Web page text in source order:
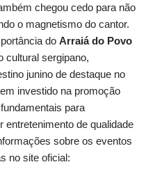
chegou cedo para não
o magnetismo do cantor.
do Arraiá do Povo
cultural sergipano,
junino de destaque no
investido na promoção
para
entretenimento de qualidade
sobre os eventos
no site oficial: